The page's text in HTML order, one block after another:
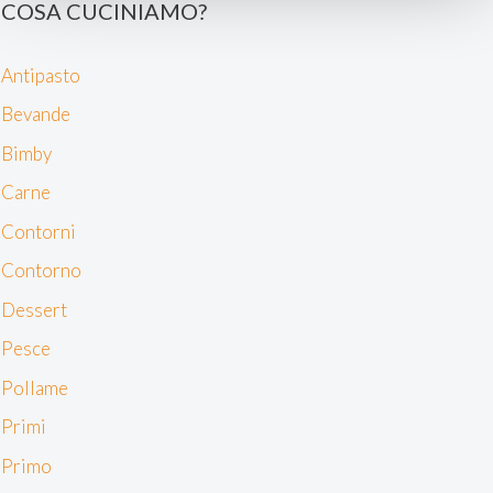
e imposta le tue preferenze nella
dalla Dichiarazione sui cookie.
esempio il tuo indirizzo IP, utilizzando tecnologie quali i
dispositivo. Ciò è finalizzato a pubblicare annunci e
contenuti personalizzati, valutare pubblicità e contenuti,
scegliere chi utilizza i tuoi dati e per quali scopi.
Approfondisci come vengono elaborati i tuoi dati personali
modificare o revocare il tuo consenso in qualsiasi
momento dalla Dichiarazione sui cookie. Utilizziamo i
profilazione o altri strumenti di tracciamento, anche di
COSA CUCINIAMO?
Antipasto
Bevande
Bimby
Carne
Contorni
Contorno
Dessert
Pesce
Pollame
Primi
Primo